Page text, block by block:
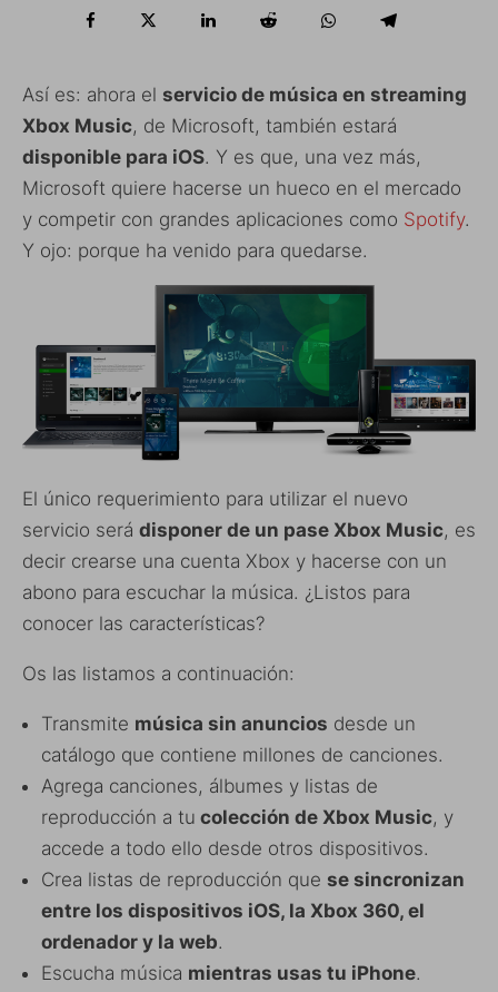
Así es: ahora el servicio de música en streaming
Xbox Music, de Microsoft, también estará
disponible para iOS. Y es que, una vez más,
Microsoft quiere hacerse un hueco en el mercado
y competir con grandes aplicaciones como Spotify.
Y ojo: porque ha venido para quedarse.
El único requerimiento para utilizar el nuevo
servicio será disponer de un pase Xbox Music, es
decir crearse una cuenta Xbox y hacerse con un
abono para escuchar la música. ¿Listos para
conocer las características?
Os las listamos a continuación:
Transmite música sin anuncios desde un
catálogo que contiene millones de canciones.
Agrega canciones, álbumes y listas de
reproducción a tu colección de Xbox Music, y
accede a todo ello desde otros dispositivos.
Crea listas de reproducción que se sincronizan
entre los dispositivos iOS, la Xbox 360, el
ordenador y la web.
Escucha música mientras usas tu iPhone.